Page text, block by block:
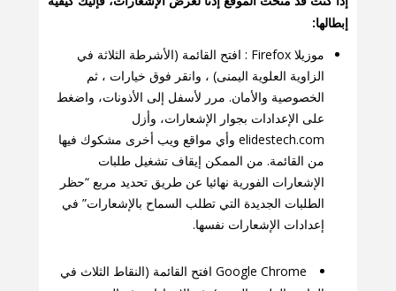
إبطالها:
موزيلا Firefox : افتح القائمة (الأشرطة الثلاثة في
الزاوية العلوية اليمنى) ، وانقر فوق خيارات ، ثم
الخصوصية والأمان. مرر لأسفل إلى الأذونات، واضغط
على الإعدادات بجوار الإشعارات، وأزل
elidestech.com وأي مواقع ويب أخرى مشكوك فيها
من القائمة. من الممكن إيقاف تشغيل طلبات
الإشعارات الفورية نهائيا عن طريق تحديد مربع “حظر
الطلبات الجديدة التي تطلب السماح بالإشعارات” في
إعدادات الإشعارات نفسها.
Google Chrome افتح القائمة (النقاط الثلاث في